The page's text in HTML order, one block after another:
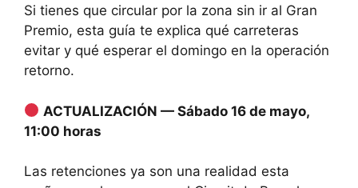
Si tienes que circular por la zona sin ir al Gran
Premio, esta guía te explica qué carreteras
evitar y qué esperar el domingo en la operación
retorno.
ACTUALIZACIÓN — Sábado 16 de mayo,
11:00 horas
Las retenciones ya son una realidad esta